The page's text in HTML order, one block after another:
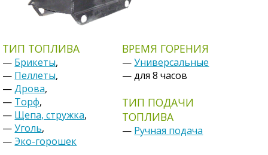
ТИП ТОПЛИВА
— Брикеты,
— Пеллеты,
—Дрова,
— Торф,
— Щепа, стружка,
—Уголь,
—Эко-горошек
ВРЕМЯ ГОРЕНИЯ
—Универсальные
— для 8 часов
ТИП ПОДАЧИ
ТОПЛИВА
— Ручная подача